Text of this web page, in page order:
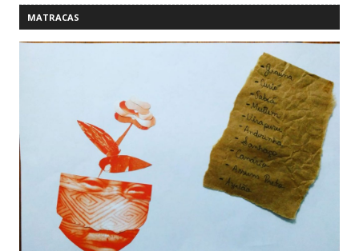
MATRACAS